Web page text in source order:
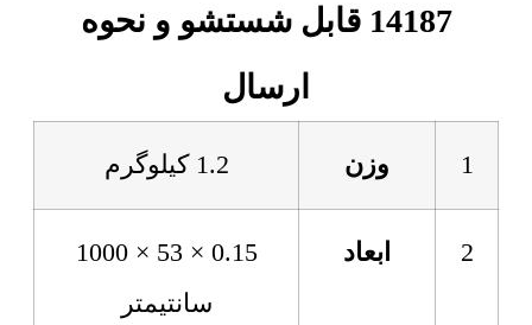
14187 قابل شستشو و نحوه
ارسال
1 وزن 1.2 کیلوگرم
2 ابعاد
0.15 × 53 × 1000
سانتیمتر